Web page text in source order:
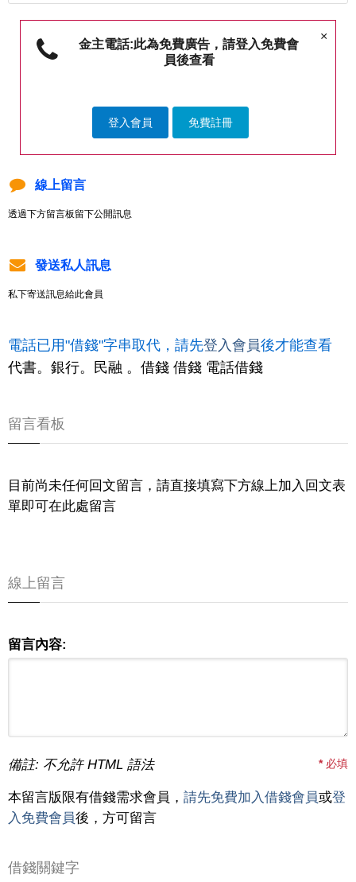
×
金主電話:此為免費廣告，請登入免費會
員後查看
登入會員 免費註冊
線上留言
透過下方留言板留下公開訊息
發送私人訊息
私下寄送訊息給此會員
電話已用"借錢"字串取代，請先登入會員後才能查看
代書。銀行。民融 。借錢 借錢 電話借錢
留言看板
目前尚未任何回文留言，請直接填寫下方線上加入回文表
單即可在此處留言
線上留言
留言內容:
備註: 不允許 HTML 語法 *必填
本留言版限有借錢需求會員， 請先免費加入借錢會員或登
入免費會員後，方可留言
借錢關鍵字